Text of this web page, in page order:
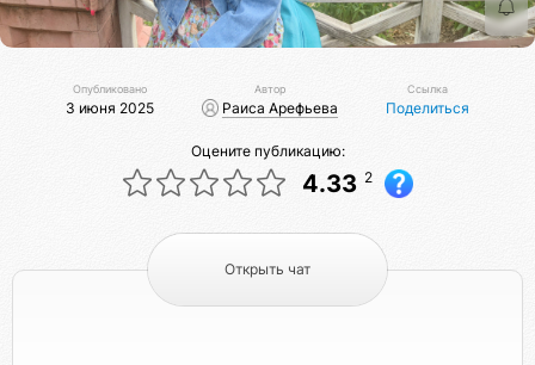
Опубликовано
3 июня 2025
Автор
Раиса Арефьева
Ссылка
Поделиться
Оцените публикацию:
4.33 2
Открыть чат